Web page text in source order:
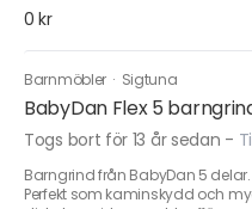
0 kr
Barnmöbler · Sigtuna
BabyDan Flex 5
Togs bort för 13 år sedan -
Barngrind från BabyDan 5
Perfekt som kaminskydd och